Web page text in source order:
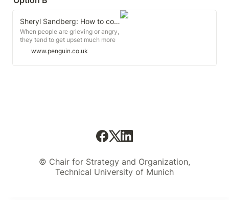
Sheryl Sandberg: How to cope with bereavement
When people are grieving or angry,
they tend to get upset much more
easily, lashing out at their friends
and family in moments of
frustration. Sandberg used
www.penguin.co.uk
© Chair for Strategy and Organization,
Technical University of Munich